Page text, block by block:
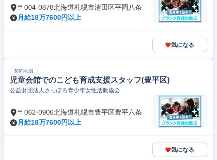
〒004-0878北海道札幌市清田区平岡八条
月給18万7600円以上
気になる
契約社員
児童会館でのこども育成支援スタッフ(豊平区)
公益財団法人さっぽろ青少年女性活動協会
〒062-0906北海道札幌市豊平区豊平六条
月給18万7600円以上
気になる